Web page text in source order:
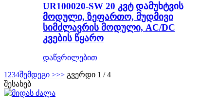
UR100020-SW 20 კვტ დამუხტვის
მოდული, ზეფართო, მუდმივი
სიმძლავრის მოდული, AC/DC
კვების წყარო
დაწვრილებით
1 234შემდეგი >>> გვერდი 1 / 4
შესახებ